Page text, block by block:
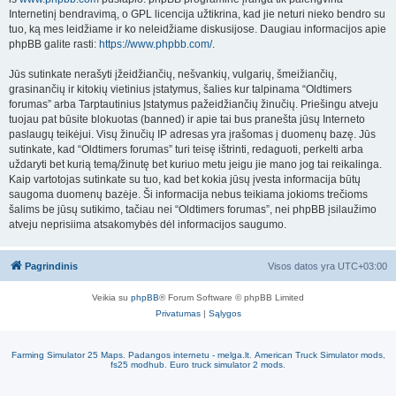
Internetinį bendravimą, o GPL licencija užtikrina, kad jie neturi nieko bendro su
tuo, ką mes leidžiame ir ko neleidžiame diskusijose. Daugiau informacijos apie
phpBB galite rasti: https://www.phpbb.com/.
Jūs sutinkate nerašyti įžeidžiančių, nešvankių, vulgarių, šmeižiančių,
grasinančių ir kitokių vietinius įstatymus, šalies kur talpinama “Oldtimers
forumas” arba Tarptautinius Įstatymus pažeidžiančių žinučių. Priešingu atveju
tuojau pat būsite blokuotas (banned) ir apie tai bus pranešta jūsų Interneto
paslaugų teikėjui. Visų žinučių IP adresas yra įrašomas į duomenų bazę. Jūs
sutinkate, kad “Oldtimers forumas” turi teisę ištrinti, redaguoti, perkelti arba
uždaryti bet kurią temą/žinutę bet kuriuo metu jeigu jie mano jog tai reikalinga.
Kaip vartotojas sutinkate su tuo, kad bet kokia jūsų įvesta informacija būtų
saugoma duomenų bazėje. Ši informacija nebus teikiama jokioms trečioms
šalims be jūsų sutikimo, tačiau nei “Oldtimers forumas”, nei phpBB įsilaužimo
atveju neprisiima atsakomybės dėl informacijos saugumo.
Pagrindinis Visos datos yra UTC+03:00
Veikia su phpBB® Forum Software © phpBB Limited
Privatumas| Sąlygos
Farming Simulator 25 Maps. Padangos internetu - melga.lt. American Truck Simulator mods,
fs25 modhub Euro truck simulator 2 mods